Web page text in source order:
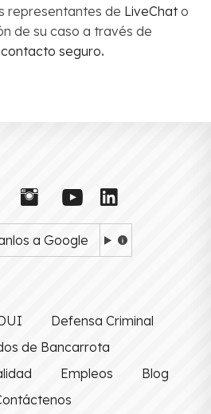
representantes de LiveChato
de su caso a través de
seguro.
a Google
Defensa Criminal
de Bancarrota
Empleos
Blog